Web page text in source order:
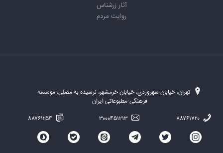
آثار زرشناس
روایت مردم
تهران، خیابان سهروردی، خیابان خرمشهر، نرسیده به مصلی، موسسه
فرهنگی-مطبوعاتی ایران